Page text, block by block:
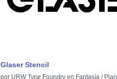
Glaser Stencil
por URW Type Foundry en Fantasía /